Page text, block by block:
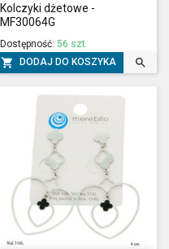
Kolczyki dżetowe -
MF30064G
Dostępność: 56 szt.
 DODAJ DO KOSZYKA 